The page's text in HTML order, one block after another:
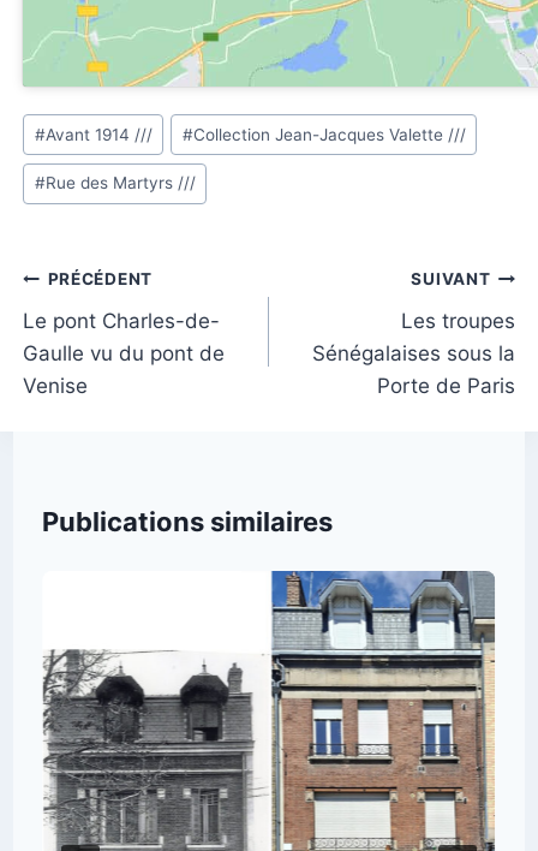
Étiquettes
de
la
#Avant 1914 /// #Collection Jean-Jacques Valette ///
#Rue des Martyrs ///
Navigation
de
l’article
PRÉCÉDENT
Le pont Charles-de-
Gaulle vu du pont de
Venise
SUIVANT
Les troupes
Sénégalaises sous la
Porte de Paris
Publications similaires